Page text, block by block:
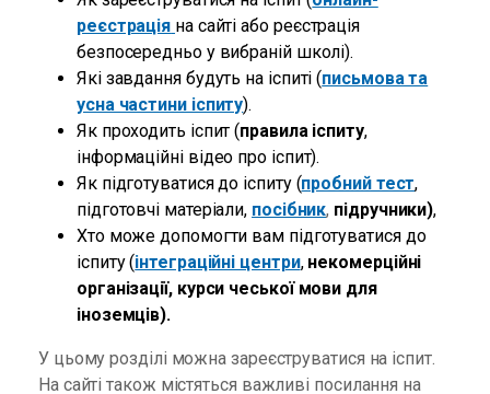
реєстрація на сайті або реєстрація
безпосередньо у вибраній школі).
Які завдання будуть на іспиті (письмова та
усна частини іспиту).
Як проходить іспит (правила іспиту,
інформаційні відео про іспит).
Як підготуватися до іспиту (пробний тест,
підготовчі матеріали, посібник, підручники),
Хто може допомогти вам підготуватися до
іспиту (інтеграційні центри, некомерційні
організації, курси чеської мови для
іноземців).
У цьому розділі можна зареєструватися на іспит.
На сайті також містяться важливі посилання на